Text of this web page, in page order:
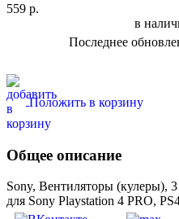
559 р.
в
Последнее
Положить в корзину
Общее описание
Sony, Вентиляторы (кулеры), 3
для Sony Playstation 4 PRO,